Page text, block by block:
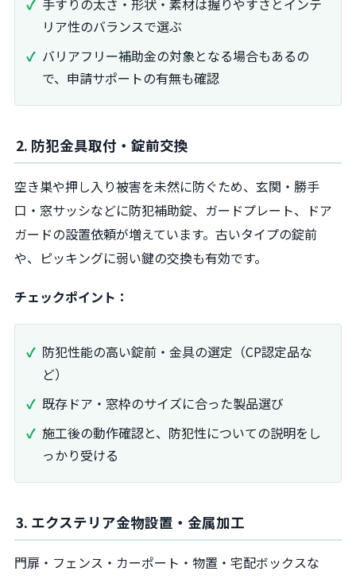
手すりの太さ・形状・素材は握りやすさとインテ
リア性のバランスで選ぶ
バリアフリー補助金の対象となる場合もあるの
で、申請サポートの有無も確認
2. 防犯金具取付・錠前交換
空き巣や押し入り被害を未然に防ぐため、玄関・勝手
口・窓サッシなどに防犯補助錠、ガードプレート、ドア
ガードの設置依頼が増えています。古いタイプの錠前
や、ピッキングに弱い鍵の交換も有効です。
チェックポイント：
防犯性能の高い錠前・金具の選定（CP認定品な
ど）
既存ドア・窓枠のサイズに合った製品選び
施工後の動作確認と、防犯性についての説明をし
っかり受ける
3. エクステリア金物設置・金属加工
門扉・フェンス・カーポート・物置・宅配ボックスな